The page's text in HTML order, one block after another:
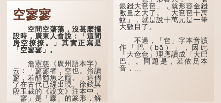
原句，有說法是「不見棺材
不下淚」或「不見親棺不下
淚」，出自明朝蘭陵笑笑生
所著的《金瓶梅詞話》第九
十八回。原意是指人未親眼
見到親人棺木，便不會真正
感到悲傷；後來引申為比喻
敗，便不肯罷休。
許多人對這上半句耳熟
能詳，但它其實還有下半句
——「不到黃河心不死」...
空寥寥
空間空蕩蕩，沒甚麼擺
設時，廣東人會說：「這間
房空撩撩。」其實正寫是
「空寥寥」。
詹憲慈《廣州語本字》
云：「寥寥者，空也。俗讀
寥，若醋餾魚之餾。」這個
字在古代已經出現。徐鉉與
段玉裁的《說文》注本中，
「寥」是「廫」的篆形，解
銀錢大夿夿」，就形容金錢
數量之大了。「大夿夿十萬
蚊」，就是說十萬元是一筆
大數目了。
不過，「夿」字本音讀
作「巴（bā）」，因此
「大夿夿」理應讀成「大巴
巴」。問題是，若依足本
音，...